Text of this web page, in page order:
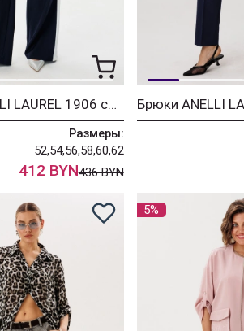
Костюм ANELLI LAUREL 1906 синий ирис
Размеры:
52,54,56,58,60,62
412 BYN436 BYN
5%